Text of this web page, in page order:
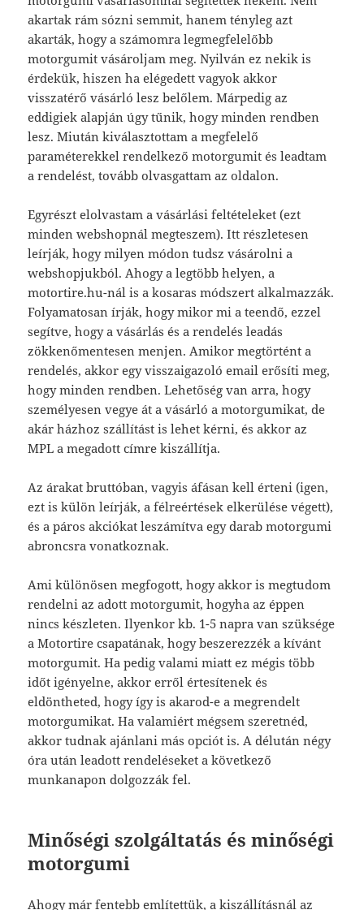
akartak rám sózni semmit, hanem tényleg azt
akarták, hogy a számomra legmegfelelőbb
motorgumit vásároljam meg. Nyilván ez nekik is
érdekük, hiszen ha elégedett vagyok akkor
visszatérő vásárló lesz belőlem. Márpedig az
eddigiek alapján úgy tűnik, hogy minden rendben
lesz. Miután kiválasztottam a megfelelő
paraméterekkel rendelkező motorgumit és leadtam
a rendelést, tovább olvasgattam az oldalon.
Egyrészt elolvastam a vásárlási feltételeket (ezt
minden webshopnál megteszem). Itt részletesen
leírják, hogy milyen módon tudsz vásárolni a
webshopjukból. Ahogy a legtöbb helyen, a
motortire.hu-nál is a kosaras módszert alkalmazzák.
Folyamatosan írják, hogy mikor mi a teendő, ezzel
segítve, hogy a vásárlás és a rendelés leadás
zökkenőmentesen menjen. Amikor megtörtént a
rendelés, akkor egy visszaigazoló email erősíti meg,
hogy minden rendben. Lehetőség van arra, hogy
személyesen vegye át a vásárló a motorgumikat, de
akár házhoz szállítást is lehet kérni, és akkor az
MPL a megadott címre kiszállítja.
Az árakat bruttóban, vagyis áfásan kell érteni (igen,
ezt is külön leírják, a félreértések elkerülése végett),
és a páros akciókat leszámítva egy darab motorgumi
abroncsra vonatkoznak.
Ami különösen megfogott, hogy akkor is megtudom
rendelni az adott motorgumit, hogyha az éppen
nincs készleten. Ilyenkor kb. 1-5 napra van szüksége
a Motortire csapatának, hogy beszerezzék a kívánt
motorgumit. Ha pedig valami miatt ez mégis több
időt igényelne, akkor erről értesítenek és
eldöntheted, hogy így is akarod-e a megrendelt
motorgumikat. Ha valamiért mégsem szeretnéd,
akkor tudnak ajánlani más opciót is. A délután négy
óra után leadott rendeléseket a következő
munkanapon dolgozzák fel.
Minőségi szolgáltatás és minőségi
motorgumi
Ahogy már fentebb említettük, a kiszállításnál az